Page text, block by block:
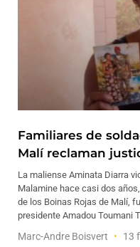
Familiares de
Malí reclaman
La maliense Aminata Diarra
Malamine hace casi dos
de los Boinas Rojas de Malí,
presidente Amadou Toumani
Marc-Andre Boisvert 13